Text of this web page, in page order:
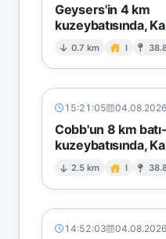
Geysers'in 4 km
kuzeybatısında,
0.7 km I
15:21:05 04.08.2026
Cobb'un 8 km batı-
kuzeybatısında,
2.5 km I
14:52:03 04.08.2026